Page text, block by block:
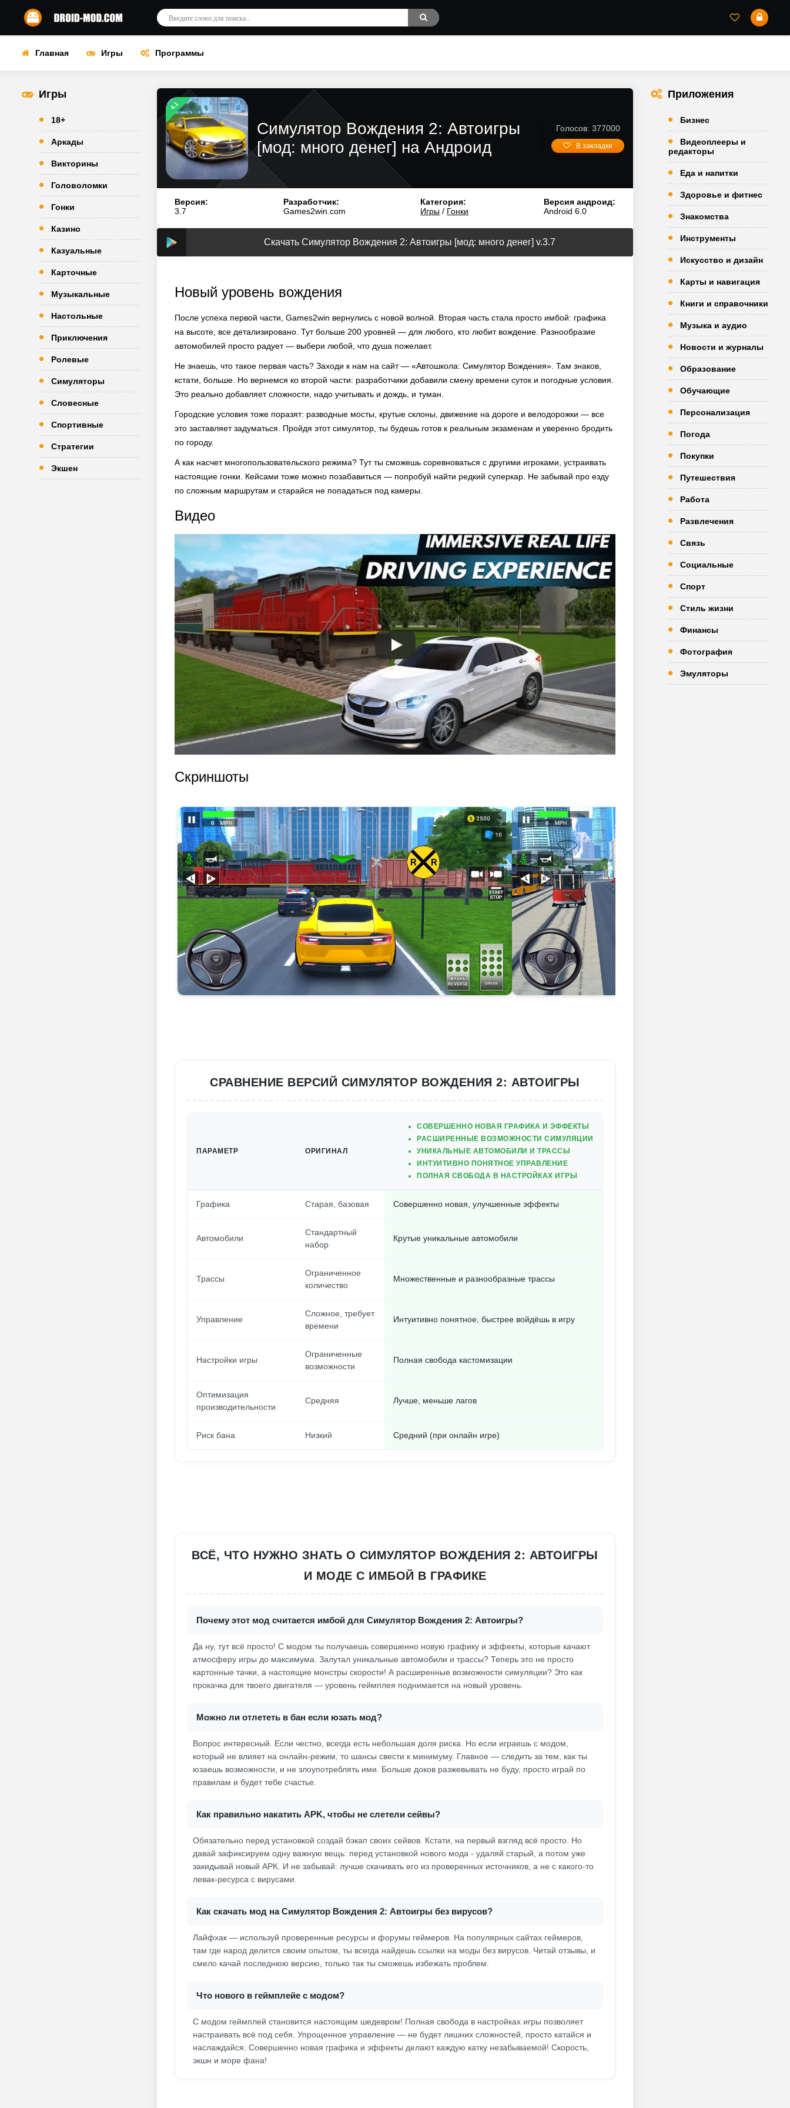
Главная Игры Программы
Игры
18+
Аркады
Викторины
Головоломки
Гонки
Казино
Казуальные
Карточные
Музыкальные
Настольные
Приключения
Ролевые
Симуляторы
Словесные
Спортивные
Стратегии
Экшен
4.1
Симулятор Вождения 2: Автоигры
[мод: много денег] на Андроид
Голосов: 377000
В закладки
Версия:
3.7
Разработчик:
Games2win.com
Категория:
Игры / Гонки
Версия андроид:
Android 6.0
Скачать Симулятор Вождения 2: Автоигры [мод: много денег] v.3.7
Новый уровень вождения
После успеха первой части, Games2win вернулись с новой волной. Вторая часть стала просто имбой: графика
на высоте, все детализировано. Тут больше 200 уровней — для любого, кто любит вождение. Разнообразие
автомобилей просто радует — выбери любой, что душа пожелает.
Не знаешь, что такое первая часть? Заходи к нам на сайт — «Автошкола: Симулятор Вождения». Там знаков,
кстати, больше. Но вернемся ко второй части: разработчики добавили смену времени суток и погодные условия.
Это реально добавляет сложности, надо учитывать и дождь, и туман.
Городские условия тоже поразят: разводные мосты, крутые склоны, движение на дороге и велодорожки — все
это заставляет задуматься. Пройдя этот симулятор, ты будешь готов к реальным экзаменам и уверенно бродить
по городу.
А как насчет многопользовательского режима? Тут ты сможешь соревноваться с другими игроками, устраивать
настоящие гонки. Кейсами тоже можно позабавиться — попробуй найти редкий суперкар. Не забывай про езду
по сложным маршрутам и старайся не попадаться под камеры.
Видео
Скриншоты
СРАВНЕНИЕ ВЕРСИЙ СИМУЛЯТОР ВОЖДЕНИЯ 2: АВТОИГРЫ
ПАРАМЕТР ОРИГИНАЛ
СОВЕРШЕННО НОВАЯ ГРАФИКА И ЭФФЕКТЫ
РАСШИРЕННЫЕ ВОЗМОЖНОСТИ СИМУЛЯЦИИ
УНИКАЛЬНЫЕ АВТОМОБИЛИ И ТРАССЫ
ИНТУИТИВНО ПОНЯТНОЕ УПРАВЛЕНИЕ
ПОЛНАЯ СВОБОДА В НАСТРОЙКАХ ИГРЫ
Графика Старая, базовая Совершенно новая, улучшенные эффекты
Автомобили
Стандартный
набор
Крутые уникальные автомобили
Трассы
Ограниченное
количество
Множественные и разнообразные трассы
Управление
Сложное, требует
времени
Интуитивно понятное, быстрее войдёшь в игру
Настройки игры
Ограниченные
возможности
Полная свобода кастомизации
Оптимизация
производительности
Средняя Лучше, меньше лагов
Риск бана Низкий Средний (при онлайн игре)
ВСЁ, ЧТО НУЖНО ЗНАТЬ О СИМУЛЯТОР ВОЖДЕНИЯ 2: АВТОИГРЫ
И МОДЕ С ИМБОЙ В ГРАФИКЕ
Почему этот мод считается имбой для Симулятор Вождения 2: Автоигры?
Да ну, тут всё просто! С модом ты получаешь совершенно новую графику и эффекты, которые качают
атмосферу игры до максимума. Залутал уникальные автомобили и трассы? Теперь это не просто
картонные тачки, а настоящие монстры скорости! А расширенные возможности симуляции? Это как
прокачка для твоего двигателя — уровень геймплея поднимается на новый уровень.
Можно ли отлететь в бан если юзать мод?
Вопрос интересный. Если честно, всегда есть небольшая доля риска. Но если играешь с модом,
который не влияет на онлайн-режим, то шансы свести к минимуму. Главное — следить за тем, как ты
юзаешь возможности, и не злоупотреблять ими. Больше доков разжевывать не буду, просто играй по
правилам и будет тебе счастье.
Как правильно накатить APK, чтобы не слетели сейвы?
Обязательно перед установкой создай бэкап своих сейвов. Кстати, на первый взгляд всё просто. Но
давай зафиксируем одну важную вещь: перед установкой нового мода - удаляй старый, а потом уже
закидывай новый APK. И не забывай: лучше скачивать его из проверенных источников, а не с какого-то
левак-ресурса с вирусами.
Как скачать мод на Симулятор Вождения 2: Автоигры без вирусов?
Лайфхак — используй проверенные ресурсы и форумы геймеров. На популярных сайтах геймеров,
там где народ делится своим опытом, ты всегда найдешь ссылки на моды без вирусов. Читай отзывы, и
смело качай последнюю версию, только так ты сможешь избежать проблем.
Что нового в геймплейе с модом?
С модом геймплей становится настоящим шедевром! Полная свобода в настройках игры позволяет
настраивать всё под себя. Упрощенное управление — не будет лишних сложностей, просто катайся и
наслаждайся. Совершенно новая графика и эффекты делают каждую катку незабываемой! Скорость,
экшн и море фана!
Приложения
Бизнес
Видеоплееры и
редакторы
Еда и напитки
Здоровье и фитнес
Знакомства
Инструменты
Искусство и дизайн
Карты и навигация
Книги и справочники
Музыка и аудио
Новости и журналы
Образование
Обучающие
Персонализация
Погода
Покупки
Путешествия
Работа
Развлечения
Связь
Социальные
Спорт
Стиль жизни
Финансы
Фотография
Эмуляторы